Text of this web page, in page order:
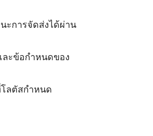
ะการจัดส่งได้ผ่าน
ะข้อกำหนดของ
ลตัสกำหนด